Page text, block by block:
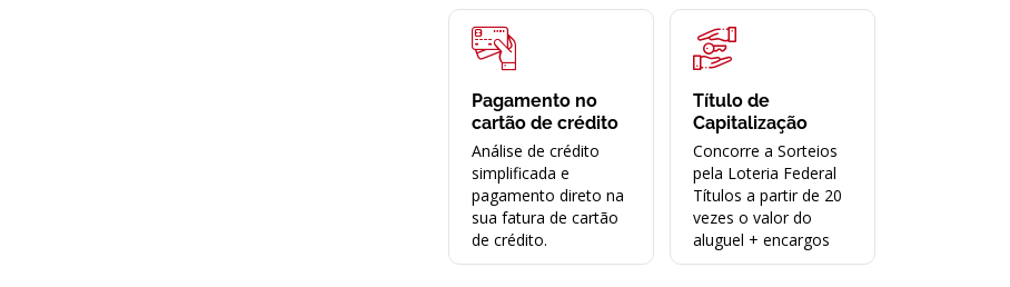
Pagamento no
cartão de crédito
Análise de crédito
simplificada e
pagamento direto na
sua fatura de cartão
de crédito.
Título de
Capitalização
Concorre a Sorteios
pela Loteria Federal
Títulos a partir de 20
vezes o valor do
aluguel + encargos